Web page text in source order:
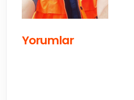
Yorumlar